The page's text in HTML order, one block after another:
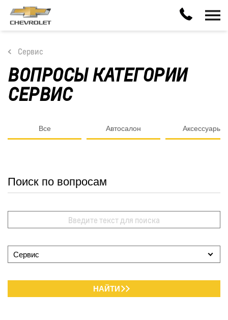
Сервис
ВОПРОСЫ КАТЕГОРИИ
СЕРВИС
Все Автосалон Аксессуары
Поиск по вопросам
Сервис
НАЙТИ